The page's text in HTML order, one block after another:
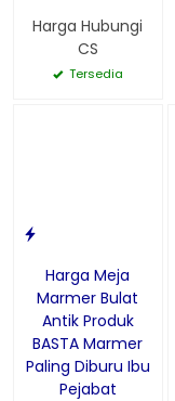
Harga Hubungi
CS
Tersedia
Harga Meja
Marmer Bulat
Antik Produk
BASTA Marmer
Paling Diburu Ibu
Pejabat